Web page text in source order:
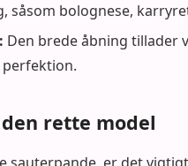
såsom bolognese,
Den brede åbning
rette model